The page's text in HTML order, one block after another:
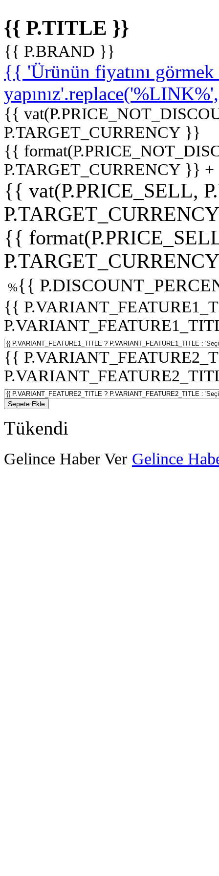
{{ P.TITLE }}
{{ P.BRAND }}
{{ 'Ürünün fiyatını
{{
P.TARGET_CURRENCY }}
{{
P.TARGET_CURRENCY }}
{{ vat(P.PRICE_SELL,
{{
%{{
{{
{{
Sepete Ekle
Tükendi
Gelince Haber Ver Gelince